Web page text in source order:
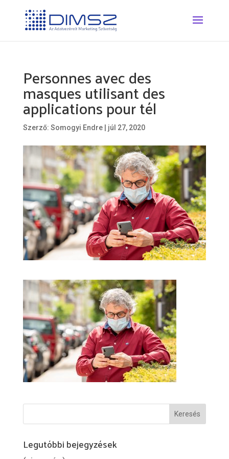
Personnes avec des
masques utilisant des
applications pour tél
Szerző: Somogyi Endre| júl 27, 2020
Legutóbbi bejegyzések